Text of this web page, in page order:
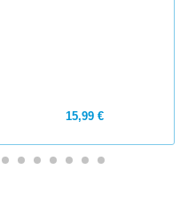
15,99 €